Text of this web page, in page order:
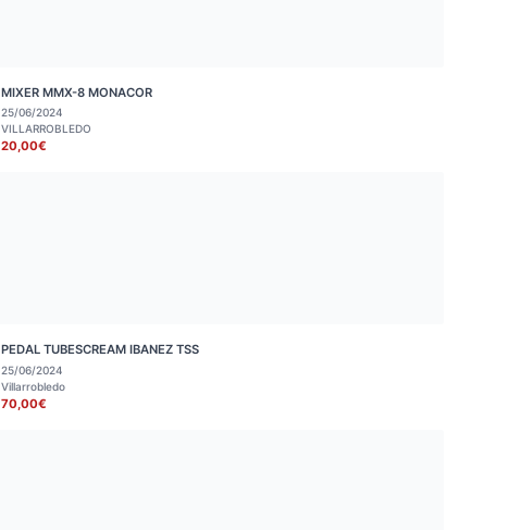
MIXER MMX-8 MONACOR
25/06/2024
VILLARROBLEDO
20,00€
PEDAL TUBESCREAM IBANEZ TSS
25/06/2024
Villarrobledo
70,00€